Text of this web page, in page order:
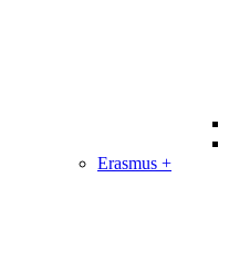
Erasmus +